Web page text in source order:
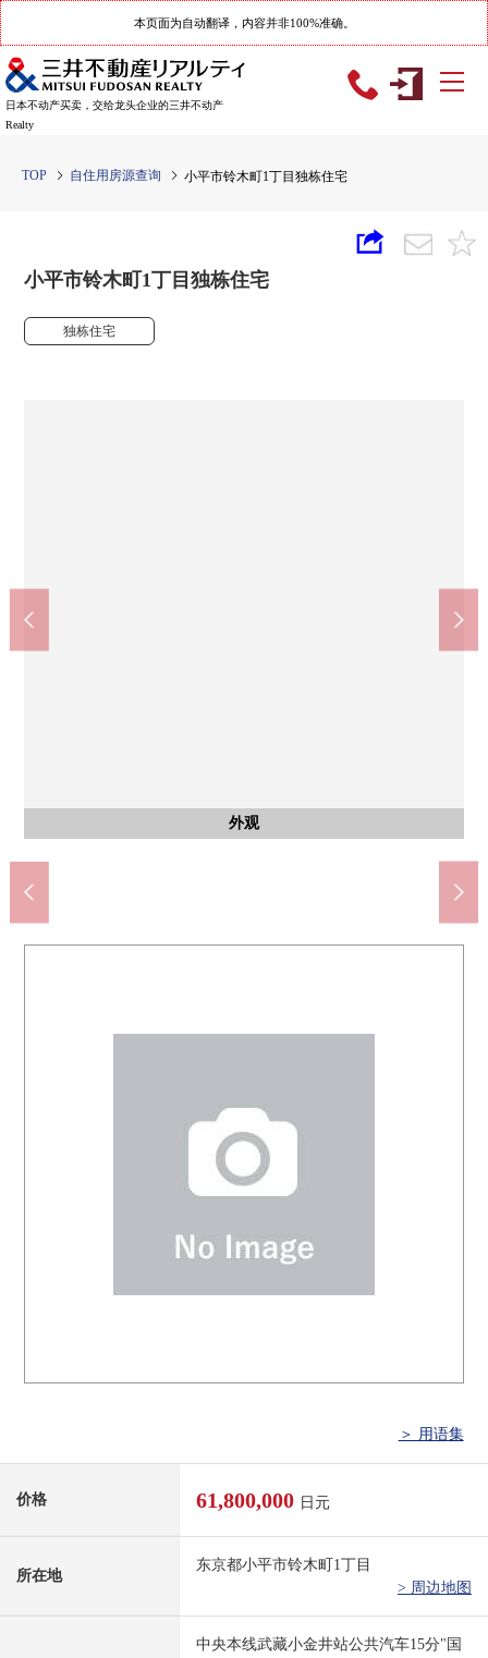
本页面为自动翻译，内容并非100%准确。
日本不动产买卖，交给龙头企业的三井不动产
Realty
TOP 自住用房源查询 小平市铃木町1丁目独栋住宅
小平市铃木町1丁目独栋住宅
独栋住宅
外观
客厅
客厅
厨房
公共汽车
洗脸
洗脸
厕所
风景
客厅
日式房间
日式房间
外观
其他当地
含有前面道路的外观
Lawson小平铃木町1丁目商店(约500m)
7-Eleven小平新小金井大道店(约660m)
Coop次田商店(约700m)
Big-A小平铃木店(约630m)
SUNDRUG小平铃木町商店(约900m)
小平回田町邮局(约760m)
小平市立小平第8小学(约310m)
小平市立小平第3中学(约1240m)
＞ 用语集
价格 61,800,000 日元
所在地
东京都小平市铃木町1丁目
> 周边地图
中央本线武藏小金井站公共汽车15分"国